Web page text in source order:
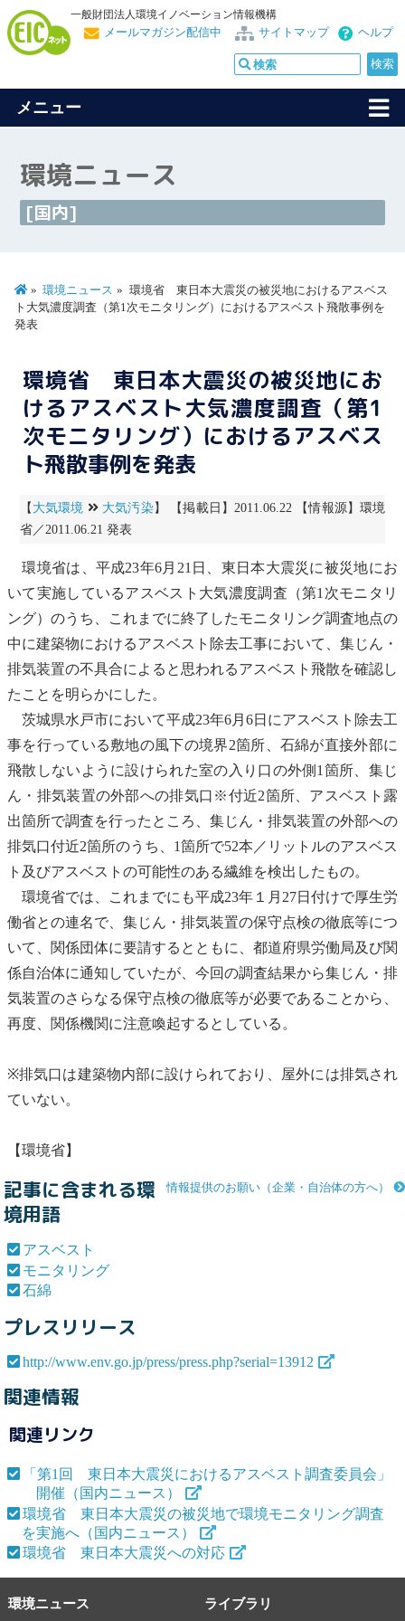
一般財団法人環境イノベーション情報機構
ヘルプ
サイトマップ
メールマガジン配信中
メニュー
環境ニュース
[国内]
環境ニュース
環境省 東日本大震災の被災地におけるアスベス
ト大気濃度調査（第1次モニタリング）におけるアスベスト飛散事例を
発表
環境省 東日本大震災の被災地にお
けるアスベスト大気濃度調査（第1
次モニタリング）におけるアスベス
ト飛散事例を発表
【 大気環境 大気汚染 】 【掲載日】2011.06.22 【情報源】環境
省／2011.06.21 発表
環境省は、平成23年6月21日、東日本大震災に被災地にお
いて実施しているアスベスト 大気濃度調査（第1次モニタリ
ング）のうち、これまでに終了したモニタリング調査地点の
中に建築物におけるアスベスト 除去工事において、集じん・
排気装置の不具合によると思われるアスベスト 飛散を確認し
たことを明らかにした。
茨城県水戸市において平成23年6月6日にアスベスト 除去工
事を行っている敷地の風下の境界2箇所、 石綿が直接外部に
飛散しないように設けられた室の入り口の外側1箇所、集じ
ん・排気装置の外部への排気口※付近2箇所、 アスベスト 露
出箇所で調査を行ったところ、集じん・排気装置の外部への
排気口付近2箇所のうち、1箇所で52本／リットルのアスベス
ト 及びアスベスト の可能性のある繊維を検出したもの。
環境省では、これまでにも平成23年１月27日付けで厚生労
働省との連名で、集じん・排気装置の保守点検の徹底等につ
いて、関係団体に要請するとともに、都道府県労働局及び関
係自治体に通知していたが、今回の調査結果から集じん・排
気装置のさらなる保守点検の徹底等が必要であることから、
再度、関係機関に注意喚起するとしている。
※排気口は建築物内部に設けられており、屋外には排気され
ていない。
【環境省】
情報提供のお願い（企業・自治体の方へ）
記事に含まれる環
境用語
アスベスト
モニタリング
石綿
プレスリリース
http://www.env.go.jp/press/press.php?serial=13912
関連情報
関連リンク
「第1回 東日本大震災におけるアスベスト調査委員会」
開催（国内ニュース）
環境省 東日本大震災の被災地で環境モニタリング調査
を実施へ（国内ニュース）
環境省 東日本大震災への対応
環境ニュース ライブラリ